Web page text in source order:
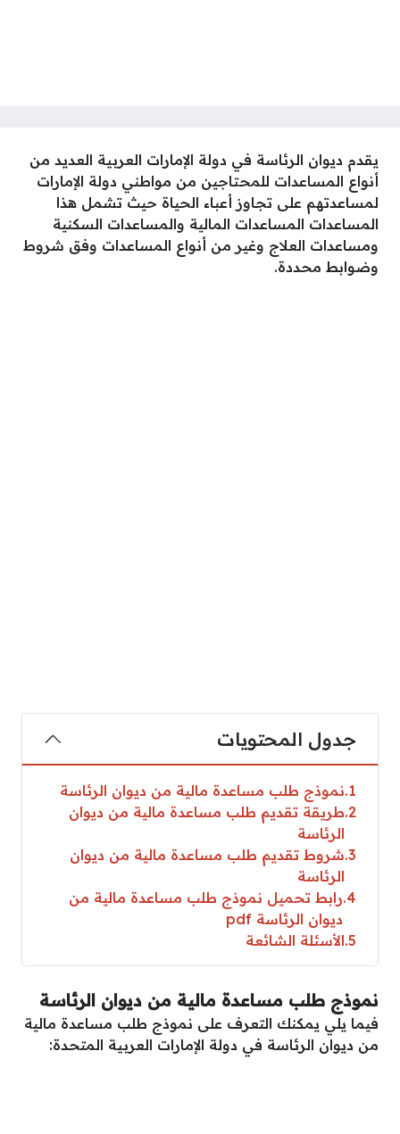
يقدم ديوان الرئاسة في دولة الإمارات العربية العديد من
أنواع المساعدات للمحتاجين من مواطني دولة الإمارات
لمساعدتهم على تجاوز أعباء الحياة حيث تشمل هذا
المساعدات المساعدات المالية والمساعدات السكنية
ومساعدات العلاج وغير من أنواع المساعدات وفق شروط
وضوابط محددة.
جدول المحتويات
1 نموذج طلب مساعدة مالية من ديوان الرئاسة
2 طريقة تقديم طلب مساعدة مالية من ديوان
الرئاسة
3 شروط تقديم طلب مساعدة مالية من ديوان
الرئاسة
4 رابط تحميل نموذج طلب مساعدة مالية من
ديوان الرئاسة pdf
5 الأسئلة الشائعة
نموذج طلب مساعدة مالية من ديوان الرئاسة
فيما يلي يمكنك التعرف على نموذج طلب مساعدة مالية
من ديوان الرئاسة في دولة الإمارات العربية المتحدة: